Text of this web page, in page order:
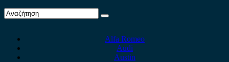
Alfa Romeo
Audi
Austin